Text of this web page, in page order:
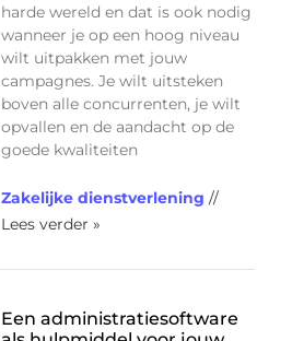
harde wereld en dat is ook nodig
wanneer je op een hoog niveau
wilt uitpakken met jouw
campagnes. Je wilt uitsteken
boven alle concurrenten, je wilt
opvallen en de aandacht op de
goede kwaliteiten
Zakelijke dienstverlening //
Lees verder »
Een administratiesoftware